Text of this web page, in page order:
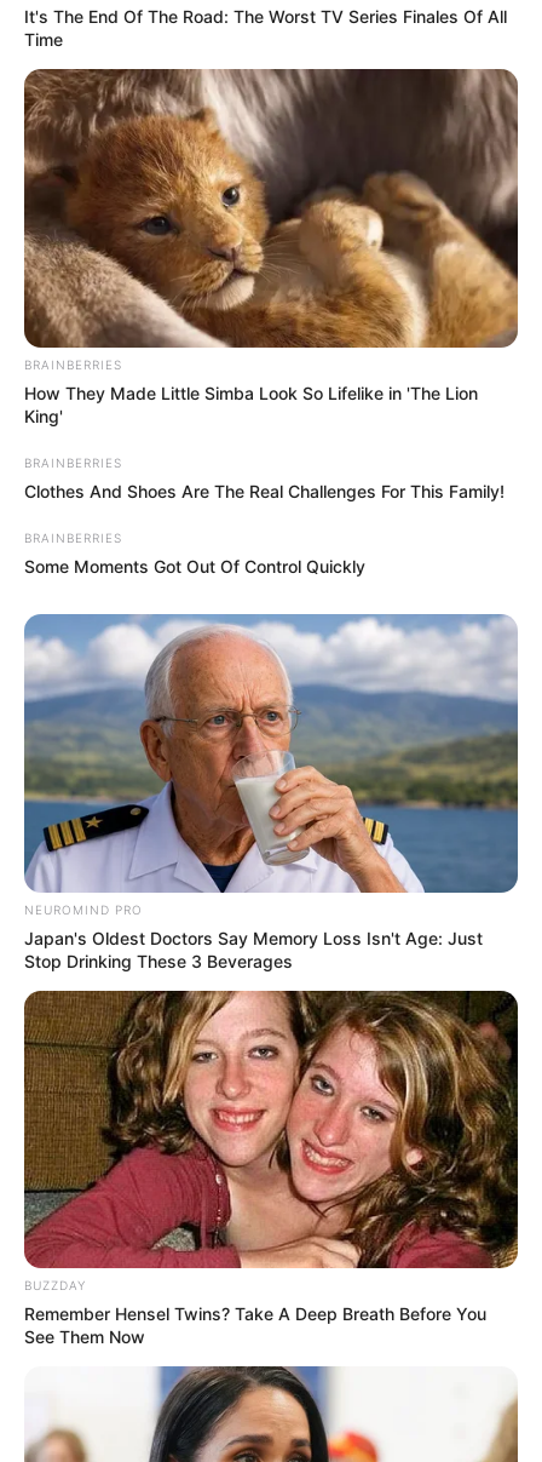
It's The End Of The Road: The Worst TV Series Finales Of All
Time
BRAINBERRIES
How They Made Little Simba Look So Lifelike in 'The Lion
King'
BRAINBERRIES
Clothes And Shoes Are The Real Challenges For This Family!
BRAINBERRIES
Some Moments Got Out Of Control Quickly
NEUROMIND PRO
Japan's Oldest Doctors Say Memory Loss Isn't Age: Just
Stop Drinking These 3 Beverages
BUZZDAY
Remember Hensel Twins? Take A Deep Breath Before You
See Them Now